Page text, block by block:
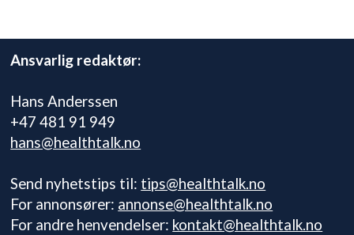
Ansvarlig redaktør:
Hans Anderssen
+47 481 91 949
hans@healthtalk.no
Send nyhetstips til: tips@healthtalk.no
For annonsører: annonse@healthtalk.no
For andre henvendelser: kontakt@healthtalk.no